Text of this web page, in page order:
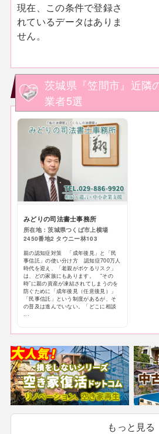
現在、この条件で登録さ
れているデータはありま
せん。
茨城県『笠間市』近隣
業者5選
みどりの司法書士事務所
所在地：茨城県つくば市上横場
2450番地2 タウニー林103
親の認知症対策 「成年後見」と「民
事信託」の使い分け方 認知症700万人
時代を迎え、「老親がボケるリスク」
は、どの家族にもあります。 “その
時”に親の資産が凍結されてしまうのを
防ぐために「成年後見（任意後見）」
「民事信託」という制度があるが、そ
の普及は進んでいない。「どこに相談
...
もっと見る